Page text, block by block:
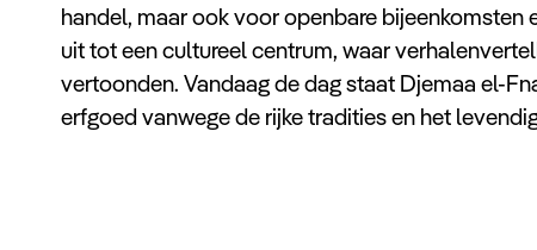
handel, maar ook voor openbare
uit tot een cultureel centrum, waar
vertoonden. Vandaag de dag staat Djemaa el-
erfgoed vanwege de rijke tradities en het